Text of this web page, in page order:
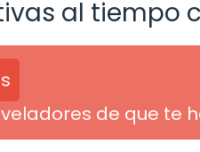
al tiempo
de que te